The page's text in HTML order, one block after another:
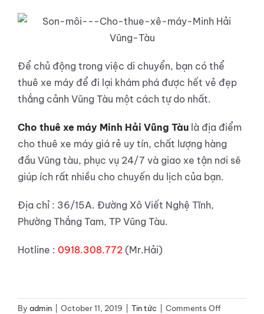
Để chủ động trong việc di chuyển, bạn có thể
thuê xe máy để đi lại khám phá được hết vẻ đẹp
thắng cảnh Vũng Tàu một cách tự do nhất.
Cho thuê xe máy Minh Hải Vũng Tàu là địa điểm
cho thuê xe máy giá rẻ uy tín, chất lượng hàng
đầu Vũng tàu, phục vụ 24/7 và giao xe tận nơi sẽ
giúp ích rất nhiều cho chuyến du lịch của bạn.
Địa chỉ : 36/15A. Đường Xô Viết Nghệ Tĩnh,
Phường Thắng Tam, TP Vũng Tàu.
Hotline : 0918.308.772 (Mr.Hải)
By admin October 11, 2019 Tin tức Comments Offon